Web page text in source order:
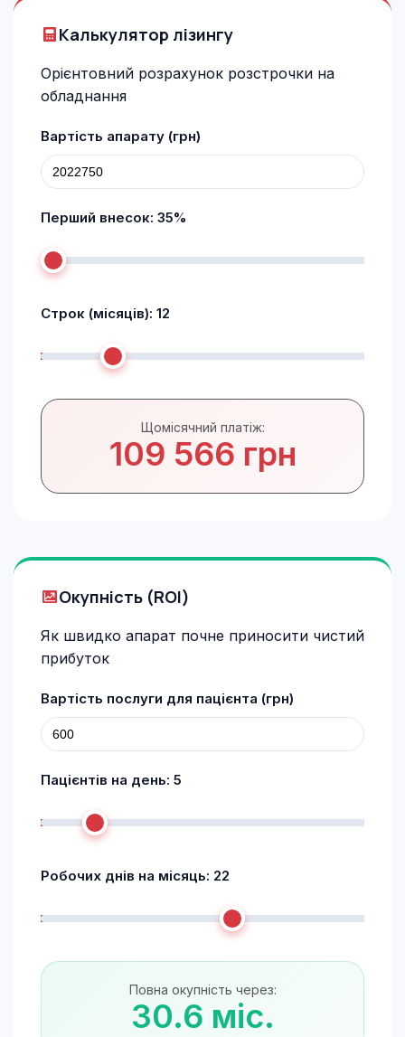
Калькулятор лізингу
Орієнтовний розрахунок розстрочки на
обладнання
Вартість апарату (грн)
Перший внесок: 35%
Строк (місяців): 12
Щомісячний платіж:
109 566 грн
Окупність (ROI)
Як швидко апарат почне приносити чистий
прибуток
Вартість послуги для пацієнта (грн)
Пацієнтів на день: 5
Робочих днів на місяць: 22
Повна окупність через:
30.6 міс.